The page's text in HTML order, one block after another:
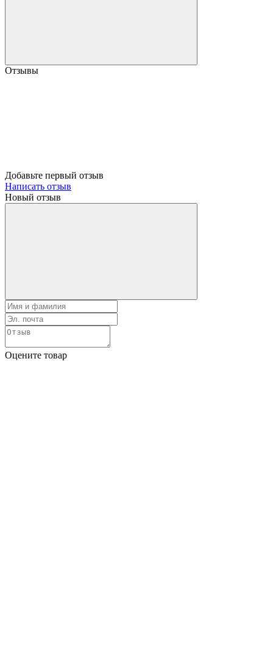
Отзывы
Добавьте первый отзыв
Написать отзыв
Новый отзыв
Оцените товар